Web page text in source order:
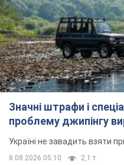
Значні штрафи і
проблему джипінгу
Україні не завадить взяти
8.08.2026 05:10 2,1 т.